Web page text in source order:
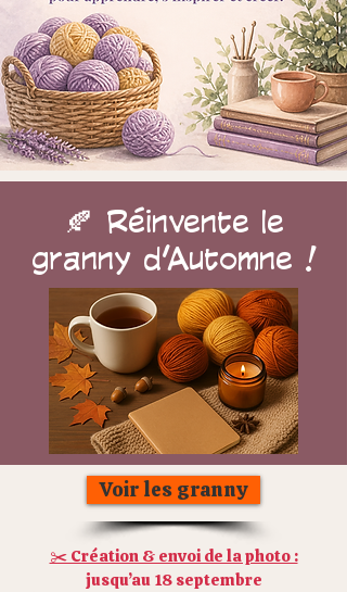
🍂 Réinvente le
granny d’Automne !
Voir les granny
✂️ Création & envoi de la photo :
jusqu’au 18 septembre